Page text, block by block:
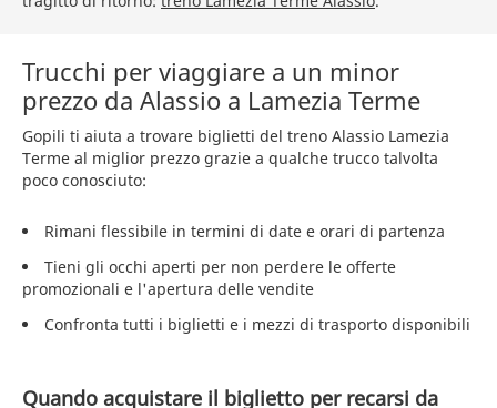
Trucchi per viaggiare a un minor
prezzo da Alassio a Lamezia Terme
Gopili ti aiuta a trovare biglietti del treno Alassio Lamezia
Terme al miglior prezzo grazie a qualche trucco talvolta
poco conosciuto:
Rimani flessibile in termini di date e orari di partenza
Tieni gli occhi aperti per non perdere le offerte
promozionali e l'apertura delle vendite
Confronta tutti i biglietti e i mezzi di trasporto disponibili
Quando acquistare il biglietto per recarsi da